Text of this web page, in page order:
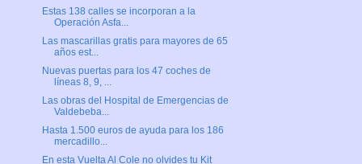
Estas 138 calles se incorporan a la
Operación Asfa...
Las mascarillas gratis para mayores de 65
años est...
Nuevas puertas para los 47 coches de
líneas 8, 9, ...
Las obras del Hospital de Emergencias de
Valdebeba...
Hasta 1.500 euros de ayuda para los 186
mercadillo...
En esta Vuelta Al Cole no olvides tu Kit